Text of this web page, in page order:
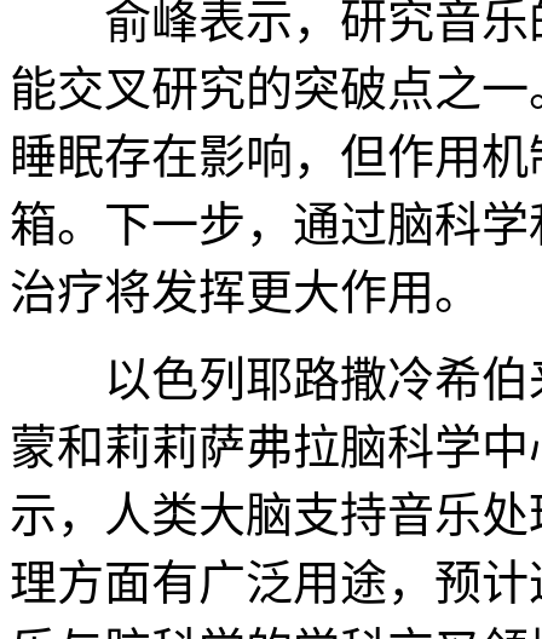
俞峰表示，研究音乐
能交叉研究的突破点之
睡眠存在影响，但作用
箱。下一步，通过脑科
治疗将发挥更大作用。
以色列耶路撒冷希伯
蒙和莉莉萨弗拉脑科学
示，人类大脑支持音乐
理方面有广泛用途，预